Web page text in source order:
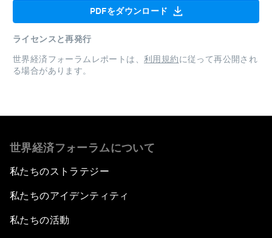
PDFをダウンロード
ライセンスと再発行
世界経済フォーラムレポートは、 利用規約に従って再公開され
る場合があります。
世界経済フォーラムについて
私たちのストラテジー
私たちのアイデンティティ
私たちの活動